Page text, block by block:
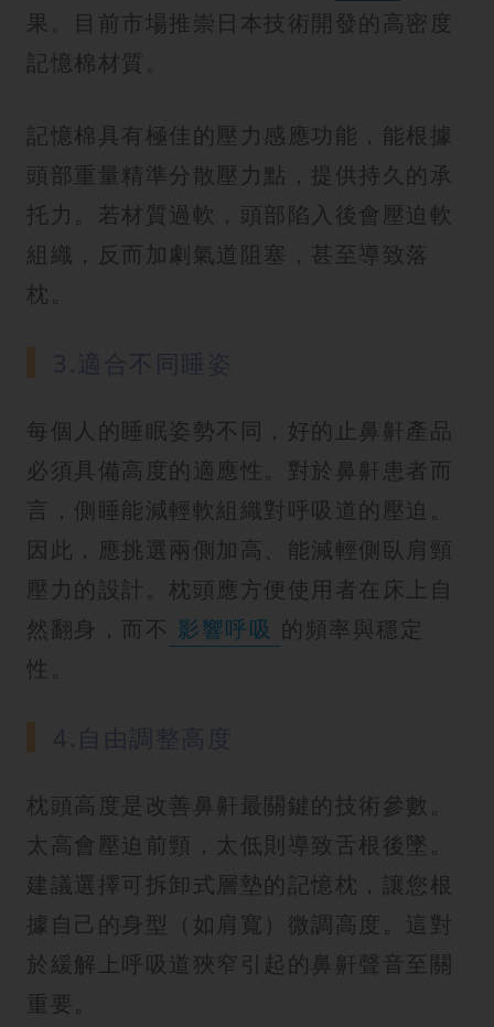
果。目前市場推崇日本技術開發的高密度
記憶棉材質。
記憶棉具有極佳的壓力感應功能，能根據
頭部重量精準分散壓力點，提供持久的承
托力。若材質過軟，頭部陷入後會壓迫軟
組織，反而加劇氣道阻塞，甚至導致落
枕。
每個人的睡眠姿勢不同，好的止鼻鼾產品
必須具備高度的適應性。對於鼻鼾患者而
言，側睡能減輕軟組織對呼吸道的壓迫。
因此，應挑選兩側加高、能減輕側臥肩頸
壓力的設計。枕頭應方便使用者在床上自
然翻身，而不 影響呼吸 的頻率與穩定
性。
枕頭高度是改善鼻鼾最關鍵的技術參數。
太高會壓迫前頸，太低則導致舌根後墜。
建議選擇可拆卸式層墊的記憶枕，讓您根
據自己的身型（如肩寬）微調高度。這對
於緩解上呼吸道狹窄引起的鼻鼾聲音至關
重要。